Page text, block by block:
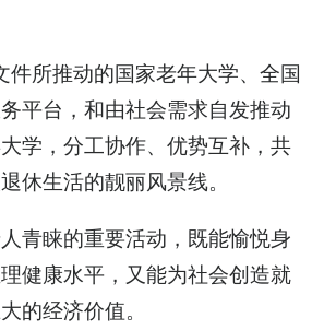
件所推动的国家老年大学、全国
平台，和由社会需求自发推动
学，分工协作、优势互补，共
休生活的靓丽风景线。
青睐的重要活动，既能愉悦身
健康水平，又能为社会创造就
的经济价值。